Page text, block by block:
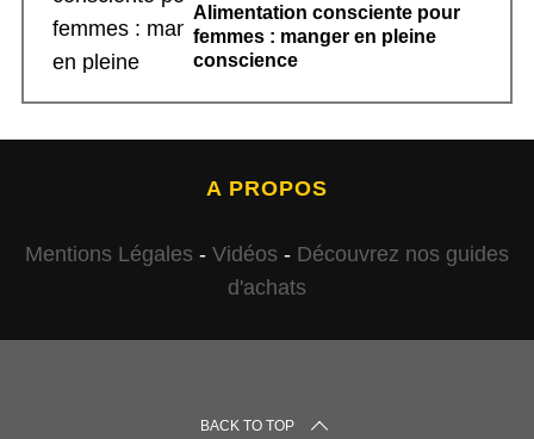
Alimentation consciente pour
femmes : manger en pleine
conscience
A PROPOS
Mentions Légales - Vidéos - Découvrez nos guides
d'achats
BACK TO TOP